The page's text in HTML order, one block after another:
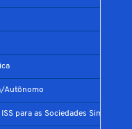
Autônomo
para as Sociedades Simples